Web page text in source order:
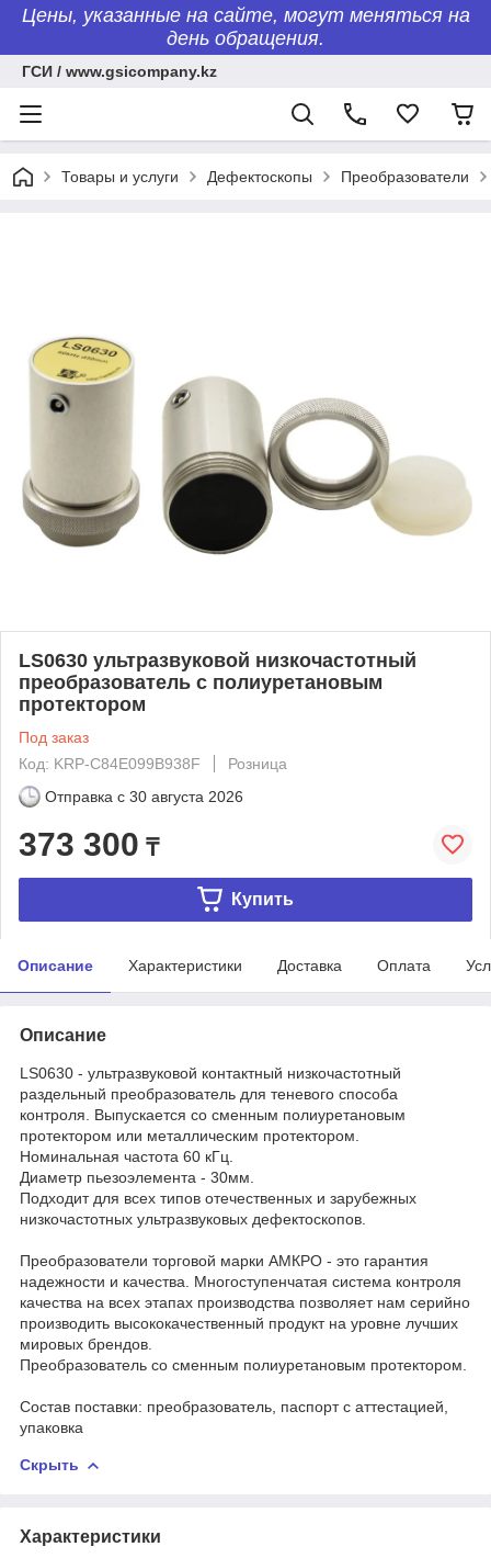
Цены, указанные на сайте, могут меняться на
день обращения.
ГСИ / www.gsicompany.kz
Товары и услуги Дефектоскопы Преобразователи
LS0630 ультразвуковой низкочастотный
преобразователь с полиуретановым
протектором
Под заказ
Код: KRP-C84E099B938F
Розница
Отправка с 30 августа 2026
373 300 ₸
Купить
Описание Характеристики Доставка Оплата
Описание
LS0630 - ультразвуковой контактный низкочастотный
раздельный преобразователь для теневого способа
контроля. Выпускается со сменным полиуретановым
протектором или металлическим протектором.
Номинальная частота 60 кГц.
Диаметр пьезоэлемента - 30мм.
Подходит для всех типов отечественных и зарубежных
низкочастотных ультразвуковых дефектоскопов.
Преобразователи торговой марки АМКРО - это гарантия
надежности и качества. Многоступенчатая система контроля
качества на всех этапах производства позволяет нам серийно
производить высококачественный продукт на уровне лучших
мировых брендов.
Преобразователь со сменным полиуретановым протектором.
Состав поставки: преобразователь, паспорт с аттестацией,
упаковка
Скрыть
Характеристики